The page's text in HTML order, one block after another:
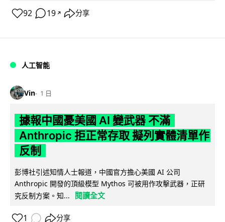
92 19 ↗ 分享
人工智能
Vin 1 日
據報中國憂美國 AI 變武器 不滿
Anthropic 拒正常存取 擬列實體清單作
反制
彭博社引述知情人士報道，中國官方擔心美國 AI 公司
Anthropic 開發的頂級模型 Mythos 可被用作攻擊武器，正研
究反制方案。知...
閱讀全文
1 分享